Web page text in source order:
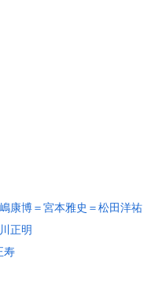
康博＝宮本雅史＝松田洋祐
正明
寿